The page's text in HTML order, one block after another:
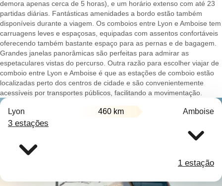
demora apenas cerca de 5 horas), e um horário extenso com até 23
partidas diárias. Fantásticas amenidades a bordo estão também
disponíveis durante a viagem. Os comboios entre Lyon e Amboise tem
carruagens leves e espaçosas, equipadas com assentos confortáveis
oferecendo também bastante espaço para as pernas e de bagagem.
Grandes janelas panorâmicas são perfeitas para admirar as
espetaculares vistas do percurso. Outra razão para escolher viajar de
comboio entre Lyon e Amboise é que as estações de comboio estão
localizadas perto dos centros de cidade e são convenientemente
acessíveis por transportes públicos, facilitando a movimentação.
Lyon 460 km Amboise
3 estações
1 estação